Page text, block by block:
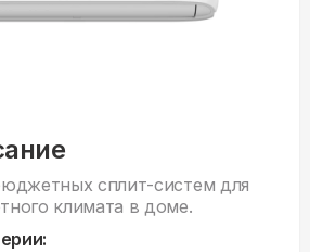
сплит-систем для
климата в доме.